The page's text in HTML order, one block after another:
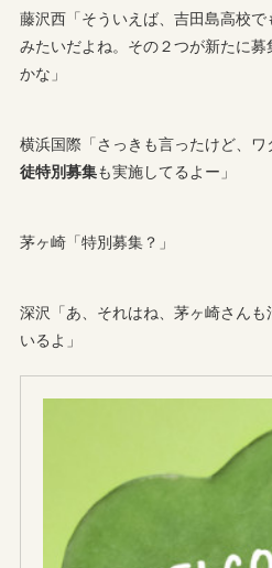
藤沢西「そういえば、吉田島高校
みたいだよね。その２つが新たに
かな」
横浜国際「さっきも言ったけど、
徒特別募集も実施してるよー」
茅ヶ崎「特別募集？」
深沢「あ、それはね、茅ヶ崎さん
いるよ」